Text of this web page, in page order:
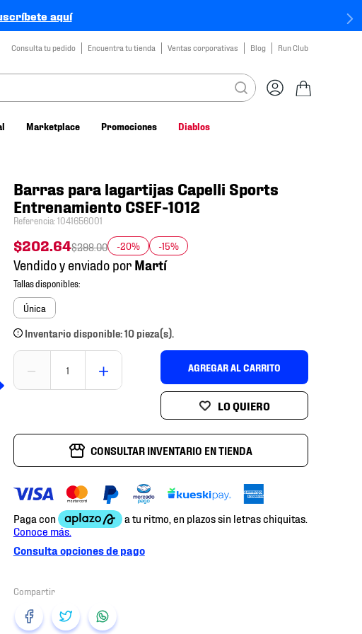
aquí
Consulta tu pedido Encuentra tu tienda Ventas corporativas Blog Run Club
Marketplace Promociones Diablos
Barras para lagartijas Capelli Sports
Entrenamiento CSEF-1012
Referencia:1041656001
$202.64$298.00 -20% -15%
Vendido y enviado por
Única
Inventario disponible: 10 pieza(s).
＋
－ AGREGAR AL CARRITO
CONSULTAR INVENTARIO EN TIENDA
Consulta opciones de pago